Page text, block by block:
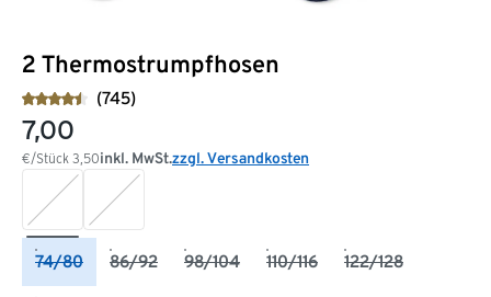
2 Thermostrumpfhosen
(745)
7,00
€/Stück 3,50inkl. MwSt.zzgl. Versandkosten
74/80 86/92 98/104 110/116 122/128